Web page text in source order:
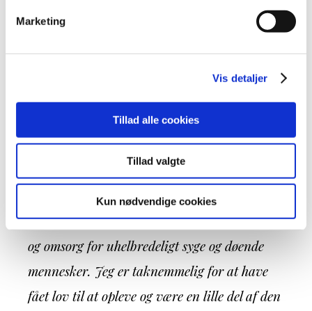
Marketing
Vis detaljer
Tillad alle cookies
Tillad valgte
Kun nødvendige cookies
uerstattelighed, det var det palliative
behandling, pleje og omsorg, har for mig at se
afgørende skifte i den måde, man betragter
det uhelbredeligt syge og døende menneske i
sundhedsvæsenet. Ja, jeg vil faktisk tillade
mig at kalde det et paradigmeskifte, der har
gennemtrængt alle dele af pleje, behandling
og omsorg for uhelbredeligt syge og døende
mennesker. Jeg er taknemmelig for at have
fået lov til at opleve og være en lille del af den